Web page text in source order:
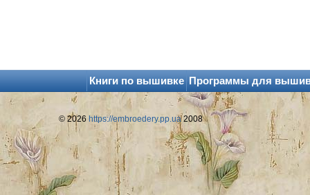
Книги по вышивке Программы для
© 2026 https://embroedery.pp.ua2008